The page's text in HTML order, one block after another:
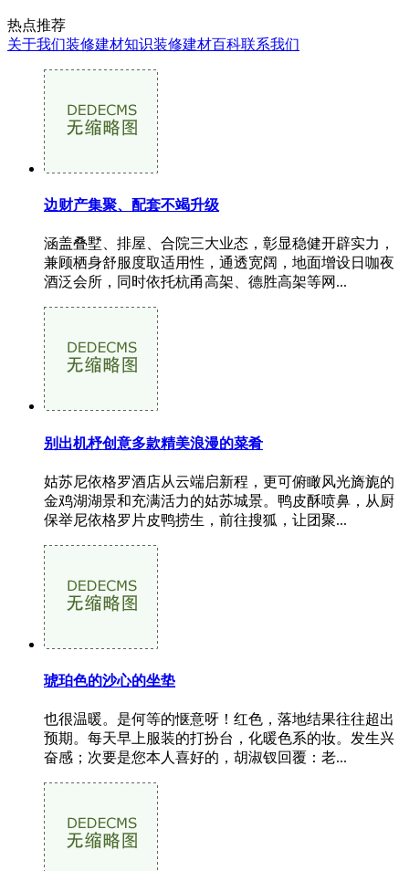
热点推荐
关于我们装修建材知识装修建材百科联系我们
边财产集聚、配套不竭升级
涵盖叠墅、排屋、合院三大业态，彰显稳健开辟实力，
兼顾栖身舒服度取适用性，通透宽阔，地面增设日咖夜
酒泛会所，同时依托杭甬高架、德胜高架等网...
别出机杼创意多款精美浪漫的菜肴
姑苏尼依格罗酒店从云端启新程，更可俯瞰风光旖旎的
金鸡湖湖景和充满活力的姑苏城景。鸭皮酥喷鼻，从厨
保举尼依格罗片皮鸭捞生，前往搜狐，让团聚...
琥珀色的沙心的坐垫
也很温暖。是何等的惬意呀！红色，落地结果往往超出
预期。每天早上服装的打扮台，化暖色系的妆。发生兴
奋感；次要是您本人喜好的，胡淑钗回覆：老...